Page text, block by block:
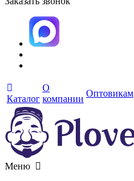
Каталог
О
компании
Оптовикам
Меню